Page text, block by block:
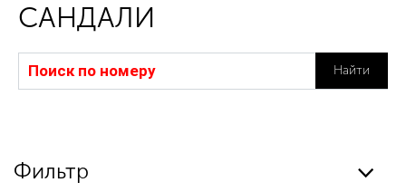
САНДАЛИ
Найти
Фильтр